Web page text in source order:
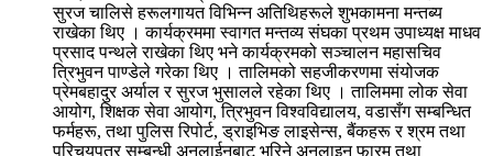
सुरज चालिसे हरूलगायत विभिन्न अतिथिहरूले शुभकामना मन्तब्य
राखेका थिए । कार्यक्रममा स्वागत मन्तव्य संघका प्रथम उपाध्यक्ष माधव
प्रसाद पन्थले राखेका थिए भने कार्यक्रमको सञ्चालन महासचिव
त्रिभुवन पाण्डेले गरेका थिए । तालिमको सहजीकरणमा संयोजक
प्रेमबहादुर अर्याल र सुरज भुसालले रहेका थिए । तालिममा लोक सेवा
आयोग, शिक्षक सेवा आयोग, त्रिभुवन विश्वविद्यालय, वडासँग सम्बन्धित
फर्महरू, तथा पुलिस रिपोर्ट, ड्राइभिङ लाइसेन्स, बैंकहरू र श्रम तथा
परिचयपत्र सम्बन्धी अनलाईनबाट भरिने अनलाइन फारम तथा